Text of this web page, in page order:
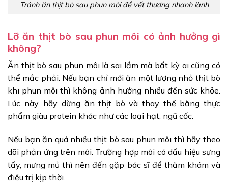
Tránh ăn thịt bò sau phun môi để vết thương nhanh lành
Lỡ ăn thịt bò sau phun môi có ảnh hưởng gì
không?
Ăn thịt bò sau phun môi là sai lầm mà bất kỳ ai cũng có
thể mắc phải. Nếu bạn chỉ mới ăn một lượng nhỏ thịt bò
khi phun môi thì không ảnh hưởng nhiều đến sức khỏe.
Lúc này, hãy dừng ăn thịt bò và thay thế bằng thực
phẩm giàu protein khác như các loại hạt, ngũ cốc.
Nếu bạn ăn quá nhiều thịt bò sau phun môi thì hãy theo
dõi phản ứng trên môi. Trường hợp môi có dấu hiệu sưng
tấy, mưng mủ thì nên đến gặp bác sĩ để thăm khám và
điều trị kịp thời.